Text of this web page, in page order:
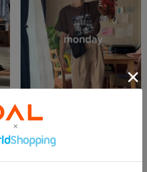
2026.07.03
チノパンツ1週間コーデ